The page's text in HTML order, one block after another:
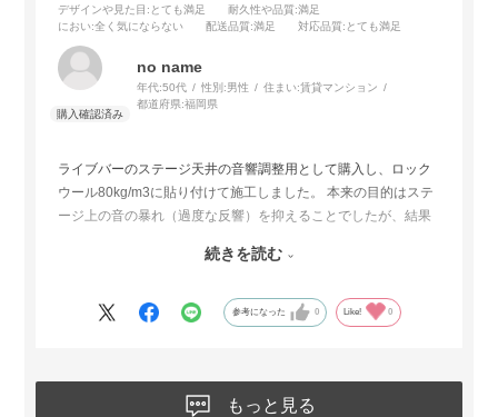
デザインや見た目 :とても満足 耐久性や品質:満足
におい:全く気にならない 配送品質:満足 対応品質:とても満足
no name
年代:50代 性別:男性 住まい:賃貸マンション
都道府県:福岡県
ライブバーのステージ天井の音響調整用として購入し、ロック
ウール80kg/m3に貼り付けて施工しました。 本来の目的はステ
ージ上の音の暴れ（過度な反響）を抑えることでしたが、結果
クウールで不要な中低域の混濁をスッキリさせつつ、ボーカル
の抜けやシンバルなどの「おいしい高域」は適度に残してくれ
ることがありますが、このクロスのおかげで程よいライブ感を
残したまま、クリアな音響空間を作ることができました。店舗
続きを読む
参考になった 0 Like! 0
もっと見る